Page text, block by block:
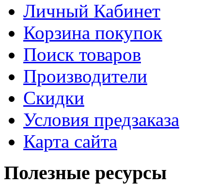
Личный Кабинет
Корзина покупок
Поиск товаров
Производители
Скидки
Условия предзаказа
Карта сайта
Полезные ресурсы